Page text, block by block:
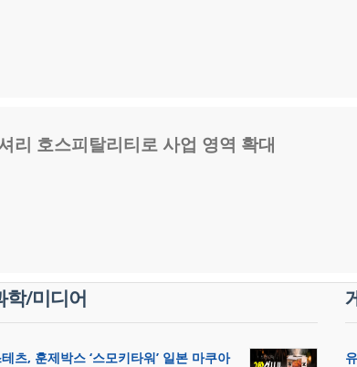
리 호스피탈리티로 사업 영역 확대
학/미디어
츠, 훈제박스 ‘스모키타워’ 일본 마쿠아